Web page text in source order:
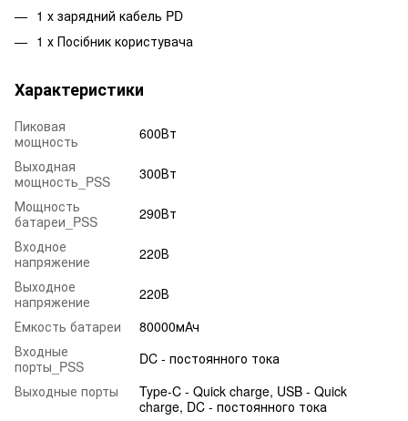
1 х зарядний кабель PD
1 х Посібник користувача
Характеристики
Пиковая
мощность
600Вт
Выходная
мощность_PSS
300Вт
Мощность
батареи_PSS
290Вт
Входное
напряжение
220В
Выходное
напряжение
220В
Емкость батареи
80000мАч
Входные
порты_PSS
DC - постоянного тока
Выходные порты
Type-C - Quick charge, USB - Quick
charge, DC - постоянного тока